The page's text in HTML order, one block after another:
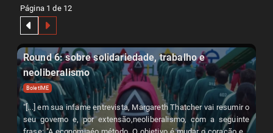
Página 1 de 12
Round 6: sobre solidariedade, trabalho e
neoliberalismo
BoletIME
"[...] em sua infame entrevista, Margareth Thatcher vai resumir o
seu governo e, por extensão,neoliberalismo, com a seguinte